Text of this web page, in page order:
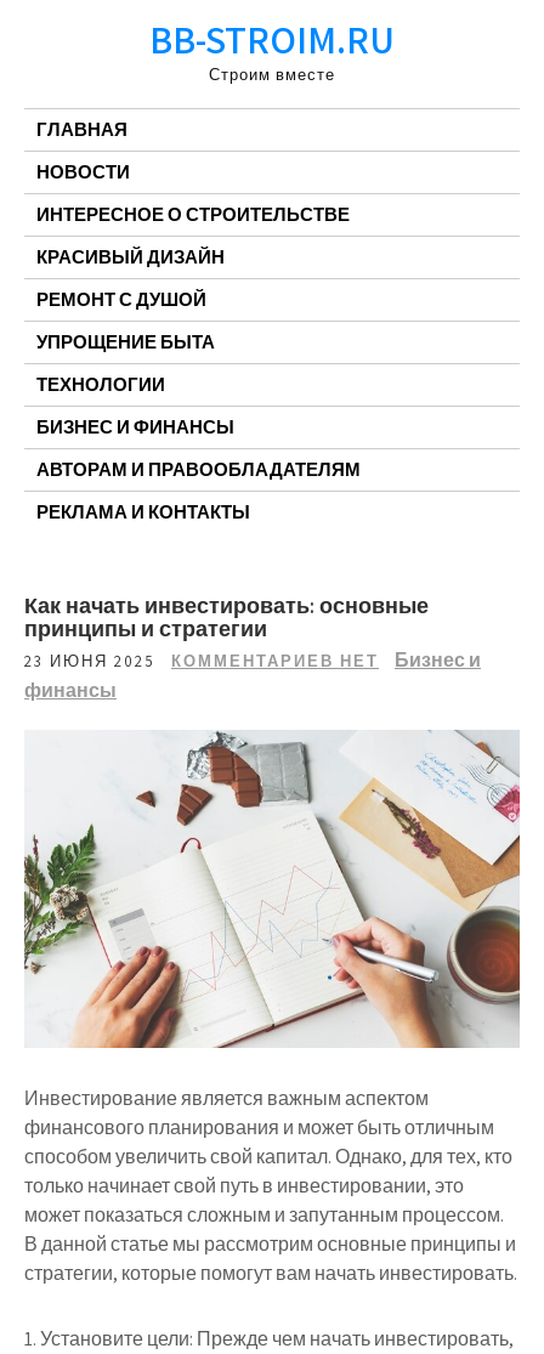
BB-STROIM.RU
Строим вместе
ГЛАВНАЯ
НОВОСТИ
ИНТЕРЕСНОЕ О СТРОИТЕЛЬСТВЕ
КРАСИВЫЙ ДИЗАЙН
РЕМОНТ С ДУШОЙ
УПРОЩЕНИЕ БЫТА
ТЕХНОЛОГИИ
БИЗНЕС И ФИНАНСЫ
АВТОРАМ И ПРАВООБЛАДАТЕЛЯМ
РЕКЛАМА И КОНТАКТЫ
Как начать инвестировать: основные
принципы и стратегии
23 ИЮНЯ 2025 КОММЕНТАРИЕВ НЕТ
Бизнес и
финансы
Инвестирование является важным аспектом
финансового планирования и может быть отличным
способом увеличить свой капитал. Однако, для тех, кто
только начинает свой путь в инвестировании, это
может показаться сложным и запутанным процессом.
В данной статье мы рассмотрим основные принципы и
стратегии, которые помогут вам начать инвестировать.
1. Установите цели: Прежде чем начать инвестировать,